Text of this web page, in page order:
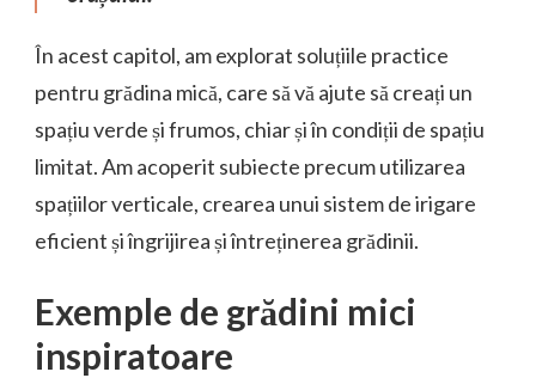
În acest capitol, am explorat soluțiile practice
pentru grădina mică, care să vă ajute să creați un
spațiu verde și frumos, chiar și în condiții de spațiu
limitat. Am acoperit subiecte precum utilizarea
spațiilor verticale, crearea unui sistem de irigare
eficient și îngrijirea și întreținerea grădinii.
Exemple de grădini mici
inspiratoare